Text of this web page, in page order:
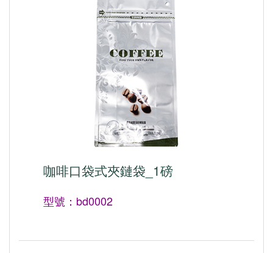
咖啡口袋式夾鏈袋_1磅
型號：bd0002